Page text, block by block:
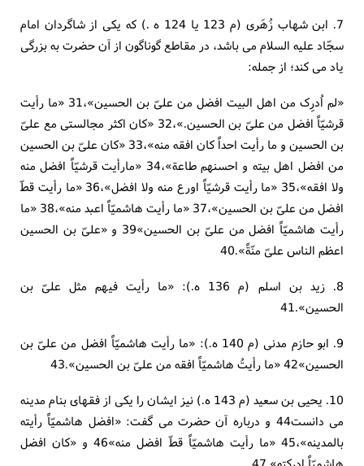
7. ابن شهاب زُهَری (م 123 یا 124 ه .) که یکی از شاگردان امام
سجّاد علیه السلام می باشد، در مقاطع گوناگون از آن حضرت به بزرگی
یاد می کند؛ از جمله:
«لم اُدرِک من اهل البیت افضل من علیّ بن الحسین»،31 «ما رأیت
قرشیّاً افضل من علیّ بن الحسین.»،32 «کان اکثر مجالستی مع علیّ
بن الحسین و ما رأیت احداً کان افقه منه»،33 «کان علیّ بن الحسین
من افضل اهل بیته و احسنهم طاعة»،34 «مارأیت قرشیّاً افضل منه
ولا افقه»،35 «ما رأیت قرشیّاً اورع منه ولا افضل»،36 «ما رأیت قطّ
افضل من علیّ بن الحسین»،37 «ما رأیت هاشمیّاً اعبد منه»،38 «ما
رأیت هاشمیّاً افضل من علیّ بن الحسین»39 و «علیّ بن الحسین
اعظم الناس علیّ منّةً».40
8. زید بن اسلم (م 136 ه.): «ما رأیت فیهم مثل علیّ بن
الحسین».41
9. ابو حازم مدنی (م 140 ه.): «ما رأیت هاشمیّاً افضل من علیّ بن
الحسین»42 «ما رأیتُ هاشمیّاً افقه من علیّ بن الحسین».43
10. یحیی بن سعید (م 143 ه.) نیز ایشان را یکی از فقهای بنام مدینه
می دانست44 و درباره آن حضرت می گفت: «افضل هاشمیّاً رأیته
بالمدینه»،45 «ما رأیت هاشمیّاً قطّ افضل منه»46 و «کان افضل